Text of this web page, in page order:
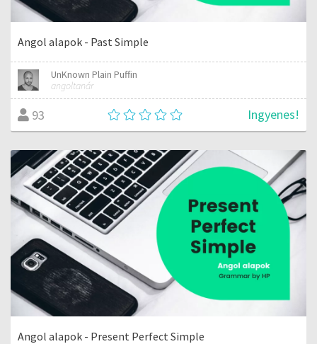
Angol alapok - Past Simple
UnKnown Plain Puffin
angoltanár
93 Ingyenes!
Angol alapok - Present Perfect Simple